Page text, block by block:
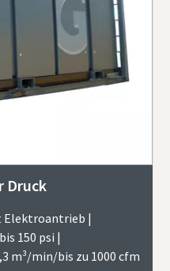
Druck
Elektroantrieb |
150 psi |
m³/min/bis zu 1000 cfm